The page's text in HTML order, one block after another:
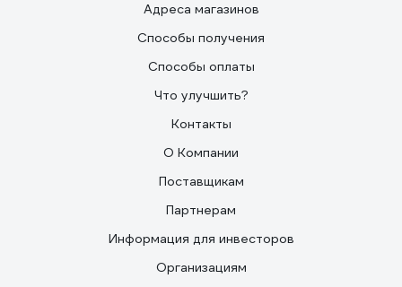
Адреса магазинов
Способы получения
Способы оплаты
Что улучшить?
Контакты
О Компании
Поставщикам
Партнерам
Информация для инвесторов
Организациям